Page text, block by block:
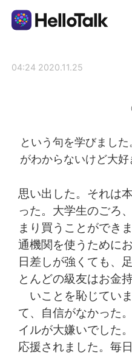
繁體中文
Français
日本語 한
Русский ไทย
Indonesia
2020.11.25 04:24
「夢のような毎日」という句を学び
がわからないけど大
思い出した。それは
った。大学生のごろ
まり買うことができ
通機関を使うために
日差しが強くても、
とんどの級友はお金
いことを恥じてい
て、自信がなかった
イルが大嫌いでした
応援されました。毎